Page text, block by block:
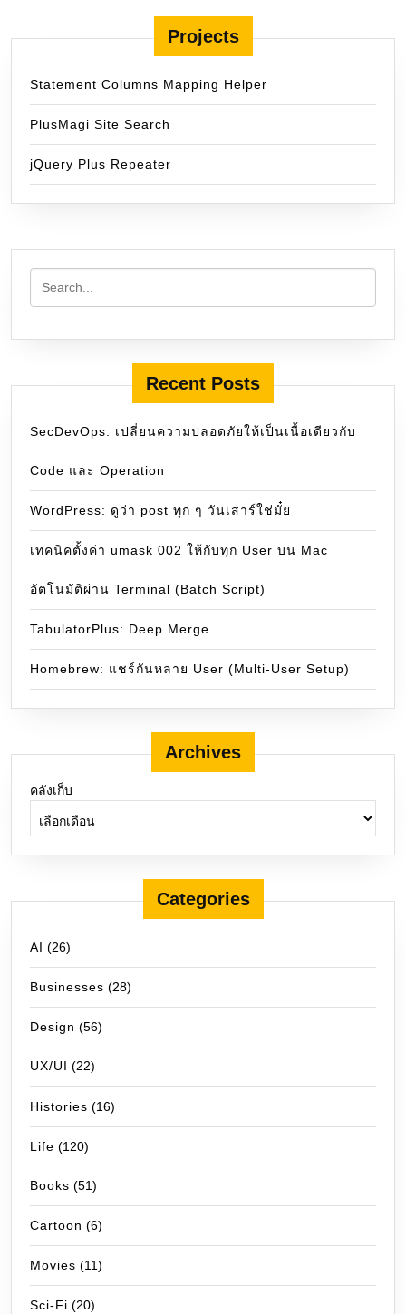
Projects
Statement Columns Mapping Helper
PlusMagi Site Search
jQuery Plus Repeater
Recent Posts
SecDevOps: เปลี่ยนความปลอดภัยให้เป็นเนื้อเดียวกับ
Code และ Operation
WordPress: ดูว่า post ทุก ๆ วันเสาร์ใช่มั๋ย
เทคนิคตั้งค่า umask 002 ให้กับทุก User บน Mac
อัตโนมัติผ่าน Terminal (Batch Script)
TabulatorPlus: Deep Merge
Homebrew: แชร์กันหลาย User (Multi-User Setup)
Archives
คลังเก็บ
Categories
AI (26)
Businesses (28)
Design (56)
UX/UI (22)
Histories (16)
Life (120)
Books (51)
Cartoon (6)
Movies (11)
Sci-Fi (20)